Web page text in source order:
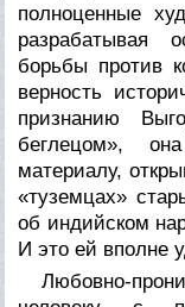
полноценные
разрабатывая
борьбы против
верность
признанию
беглецом»,
материалу,
«туземцах»
об индийском
И это ей вполне
Любовно-